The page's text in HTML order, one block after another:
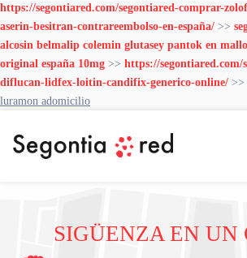
https://segontiared.com/segontiared-comprar-
aserin-besitran-contrareembolso-en-españa/ >>
alcosin belmalip colemin glutasey pantok en
original españa 10mg >> https://
diflucan-lidfex-loitin-candifix-generico-online/ >>
luramon adomicilio
SIGÜENZA EN UN